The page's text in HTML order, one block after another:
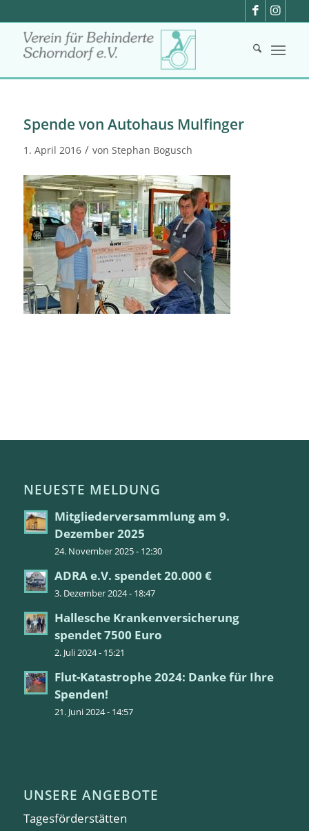
Spende von Autohaus Mulfinger
1. April 2016 / von Stephan Bogusch
NEUESTE MELDUNG
Mitgliederversammlung am 9.
Dezember 2025
24. November 2025 - 12:30
ADRA e.V. spendet 20.000 €
3. Dezember 2024 - 18:47
Hallesche Krankenversicherung
spendet 7500 Euro
2. Juli 2024 - 15:21
Flut-Katastrophe 2024: Danke für Ihre
Spenden!
21. Juni 2024 - 14:57
UNSERE ANGEBOTE
Tagesförderstätten